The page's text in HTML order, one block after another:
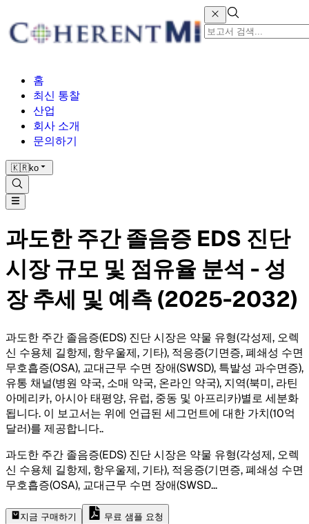
홈
최신 통찰
산업
회사 소개
문의하기
🇰🇷ko
과도한 주간 졸음증 EDS 진단
시장 규모 및 점유율 분석 - 성
장 추세 및 예측 (2025-2032)
과도한 주간 졸음증(EDS) 진단 시장은 약물 유형(각성제, 오렉
신 수용체 길항제, 항우울제, 기타), 적응증(기면증, 폐쇄성 수면
무호흡증(OSA), 교대근무 수면 장애(SWSD), 특발성 과수면증),
유통 채널(병원 약국, 소매 약국, 온라인 약국), 지역(북미, 라틴
아메리카, 아시아 태평양, 유럽, 중동 및 아프리카)별로 세분화
됩니다. 이 보고서는 위에 언급된 세그먼트에 대한 가치(10억
달러)를 제공합니다..
과도한 주간 졸음증(EDS) 진단 시장은 약물 유형(각성제, 오렉
신 수용체 길항제, 항우울제, 기타), 적응증(기면증, 폐쇄성 수면
무호흡증(OSA), 교대근무 수면 장애(SWSD...
지금 구매하기 무료 샘플 요청